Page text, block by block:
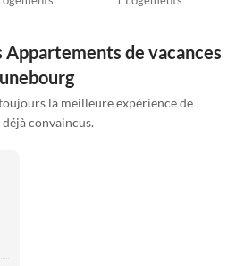
Appartements de vacances
la meilleure expérience de
convaincus.